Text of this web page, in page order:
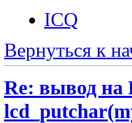
ICQ
Вернуться к
Re: вывод на